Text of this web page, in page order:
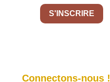
S'INSCRIRE
Connectons-nous !